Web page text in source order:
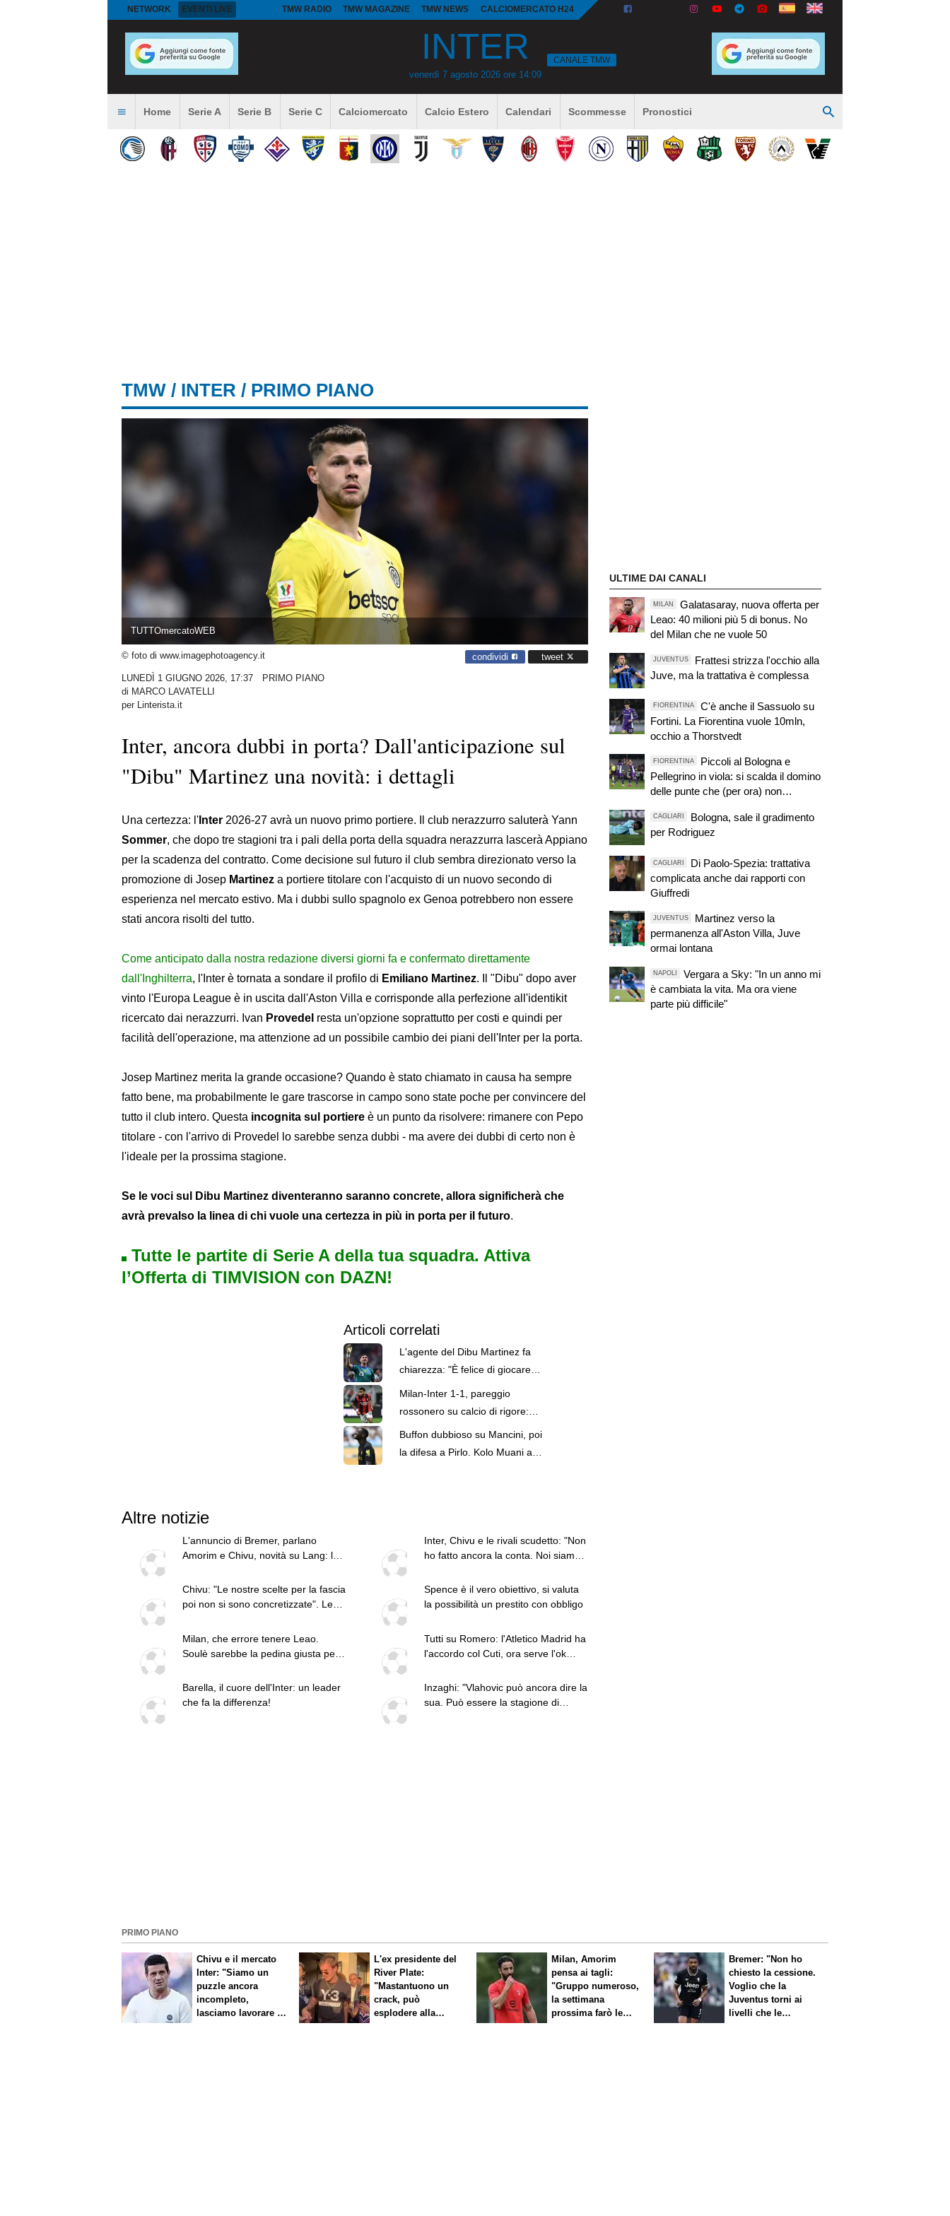
NETWORK EVENTI LIVE TMW RADIO TMW MAGAZINE TMW NEWS CALCIOMERCATO H24
INTER
venerdì 7 agosto 2026 ore 14:09
CANALE TMW
Home Serie A Serie B Serie C Calciomercato Calcio Estero Calendari Scommesse Pronostici
TMW / INTER / PRIMO PIANO
TUTTOmercatoWEB
© foto di www.imagephotoagency.it condividi tweet
LUNEDÌ 1 GIUGNO 2026, 17:37
PRIMO PIANO
di MARCO LAVATELLI
per Linterista.it
Inter, ancora dubbi in porta? Dall'anticipazione sul
"Dibu" Martinez una novità: i dettagli
Una certezza: l' Inter 2026-27 avrà un nuovo primo portiere. Il club nerazzurro saluterà Yann
Sommer, che dopo tre stagioni tra i pali della porta della squadra nerazzurra lascerà Appiano
per la scadenza del contratto. Come decisione sul futuro il club sembra direzionato verso la
promozione di Josep Martinez a portiere titolare con l'acquisto di un nuovo secondo di
esperienza nel mercato estivo. Ma i dubbi sullo spagnolo ex Genoa potrebbero non essere
stati ancora risolti del tutto.
Come anticipato dalla nostra redazione diversi giorni fa e confermato direttamente
dall'Inghilterra, l'Inter è tornata a sondare il profilo di Emiliano Martinez. Il "Dibu" dopo aver
vinto l'Europa League è in uscita dall'Aston Villa e corrisponde alla perfezione all'identikit
ricercato dai nerazzurri. Ivan Provedel resta un'opzione soprattutto per costi e quindi per
facilità dell'operazione, ma attenzione ad un possibile cambio dei piani dell'Inter per la porta.
Josep Martinez merita la grande occasione? Quando è stato chiamato in causa ha sempre
fatto bene, ma probabilmente le gare trascorse in campo sono state poche per convincere del
tutto il club intero. Questa incognita sul portiere è un punto da risolvere: rimanere con Pepo
titolare - con l'arrivo di Provedel lo sarebbe senza dubbi - ma avere dei dubbi di certo non è
l'ideale per la prossima stagione.
Se le voci sul Dibu Martinez diventeranno saranno concrete, allora significherà che
avrà prevalso la linea di chi vuole una certezza in più in porta per il futuro.
Tutte le partite di Serie A della tua squadra. Attiva
l’Offerta di TIMVISION con DAZN!
Articoli correlati
L'agente del Dibu Martinez fa
chiarezza: "È felice di giocare
Milan-Inter 1-1, pareggio
rossonero su calcio di rigore:
Nkunku non sbaglia
Buffon dubbioso su Mancini, poi
la difesa a Pirlo. Kolo Muani a
Altre notizie
L'annuncio di Bremer, parlano
Amorim e Chivu, novità su Lang: le
Inter, Chivu e le rivali scudetto: "Non
ho fatto ancora la conta. Noi siamo
Chivu: "Le nostre scelte per la fascia
poi non si sono concretizzate". Le
Spence è il vero obiettivo, si valuta
la possibilità un prestito con obbligo
Milan, che errore tenere Leao.
Soulè sarebbe la pedina giusta per
addio triste alla A. Pio Esposito può
spostare il valore dell’Inter. Cosa
Tutti su Romero: l'Atletico Madrid ha
l'accordo col Cuti, ora serve l'ok
Barella, il cuore dell'Inter: un leader
che fa la differenza!
Inzaghi: "Vlahovic può ancora dire la
sua. Può essere la stagione di
ULTIME DAI CANALI
MILAN
Galatasaray, nuova offerta per
Leao: 40 milioni più 5 di bonus. No
del Milan che ne vuole 50
JUVENTUS
Frattesi strizza l'occhio alla
Juve, ma la trattativa è complessa
FIORENTINA
C'è anche il Sassuolo su
Fortini. La Fiorentina vuole 10mln,
occhio a Thorstvedt
FIORENTINA
Piccoli al Bologna e
Pellegrino in viola: si scalda il domino
delle punte che (per ora) non
CAGLIARI
Bologna, sale il gradimento
per Rodriguez
CAGLIARI
Di Paolo-Spezia: trattativa
complicata anche dai rapporti con
Giuffredi
JUVENTUS
Martinez verso la
permanenza all'Aston Villa, Juve
ormai lontana
NAPOLI
Vergara a Sky: "In un anno mi
è cambiata la vita. Ma ora viene
parte più difficile"
PRIMO PIANO
Chivu e il mercato
Inter: "Siamo un
puzzle ancora
incompleto,
lasciamo lavorare i
L'ex presidente del
River Plate:
"Mastantuono un
crack, può
esplodere alla
Milan, Amorim
pensa ai tagli:
"Gruppo numeroso,
la settimana
prossima farò le
Bremer: "Non ho
chiesto la cessione.
Voglio che la
Juventus torni ai
livelli che le